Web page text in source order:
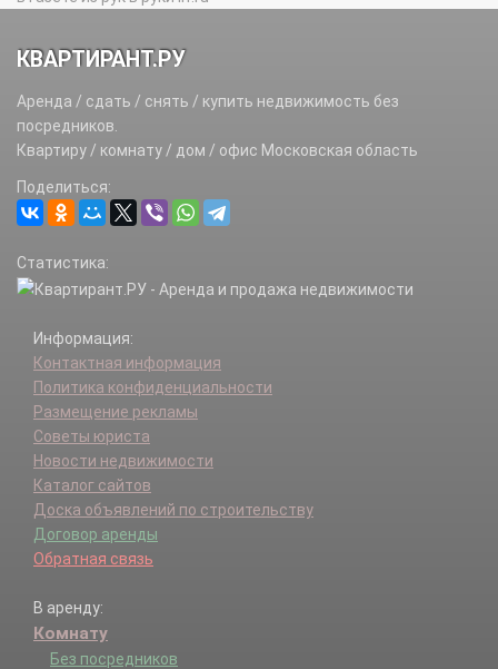
КВАРТИРАНТ.РУ
Аренда / сдать / снять / купить недвижимость без
посредников.
Квартиру / комнату / дом / офис Московская область
Поделиться:
Статистика:
Информация:
Контактная информация
Политика конфиденциальности
Размещение рекламы
Советы юриста
Новости недвижимости
Каталог сайтов
Доска объявлений по строительству
Договор аренды
Обратная связь
В аренду:
Комнату
Без посредников